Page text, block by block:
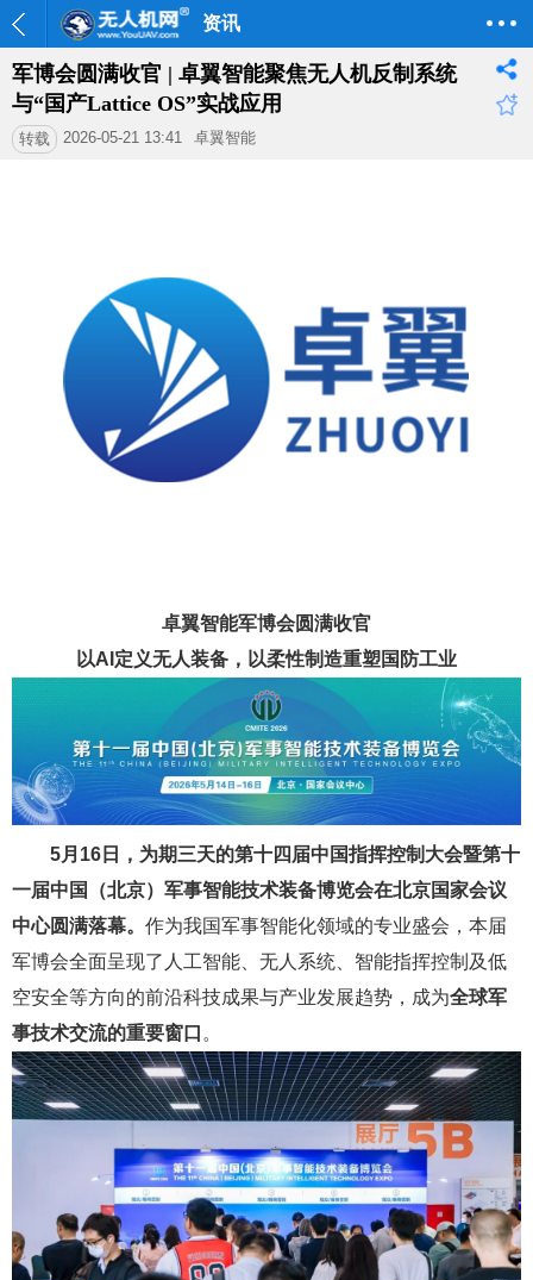
资讯
军博会圆满收官 | 卓翼智能聚焦无人机反制系统
与“国产Lattice OS”实战应用
转载 2026-05-21 13:41 卓翼智能
卓翼智能军博会圆满收官
以AI定义无人装备，以柔性制造重塑国防工业
5月16日，为期三天的第十四届中国指挥控制大会暨第十
一届中国（北京）军事智能技术装备博览会在北京国家会议
中心圆满落幕。 作为我国军事智能化领域的专业盛会，本届
军博会全面呈现了人工智能、无人系统、智能指挥控制及低
空安全等方向的前沿科技成果与产业发展趋势，成为全球军
事技术交流的重要窗口 。